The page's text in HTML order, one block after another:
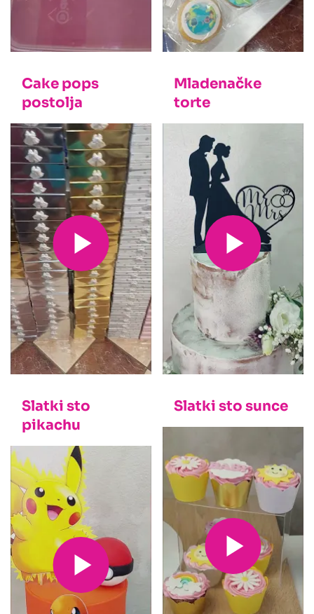
Cake pops
postolja
Mladenačke
torte
Slatki sto
pikachu
Slatki sto sunce